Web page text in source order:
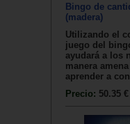
Bingo de
(madera)
Utilizando el
juego del
ayudará a los
manera
aprender a
Precio: 50.35 €